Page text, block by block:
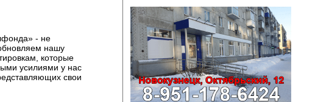
- не
нашу
которые
усилиями у нас
свои